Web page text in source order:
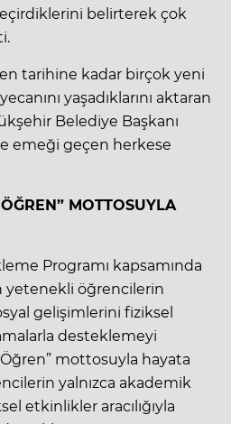
belirterek çok
tarihine kadar birçok yeni
yaşadıklarını aktaran
Belediye Başkanı
emeği geçen herkese
MOTTOSUYLA
Programı kapsamında
öğrencilerin
gelişimlerini fiziksel
desteklemeyi
mottosuyla hayata
yalnızca akademik
etkinlikler aracılığıyla